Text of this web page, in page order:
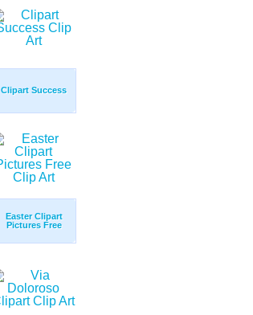
Clipart Success
Easter Clipart
Pictures Free